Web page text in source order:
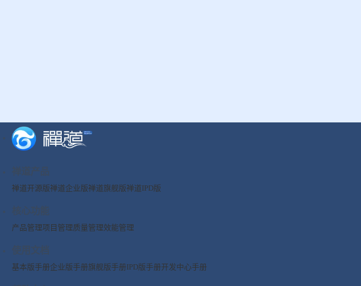
禅道产品
禅道开源版禅道企业版禅道旗舰版禅道IPD版
核心功能
产品管理项目管理质量管理效能管理
使用文档
基本版手册企业版手册旗舰版手册IPD版手册开发中心手册